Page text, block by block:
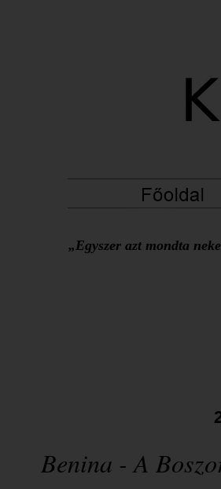
„Egyszer azt mondta
Benina - A